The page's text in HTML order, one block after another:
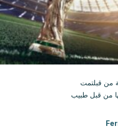
من قبلتمت
من قبل طبيب